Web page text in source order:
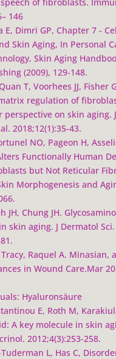
146
E, Dimri GP, Chapter 7 -
Skin Aging, In Personal
Skin Aging
(2009), 129-148.
T, Voorhees JJ, Fisher
regulation of
perspective on skin aging.
. 2018;12(1):35-43.
NO, Pageon H,
Functionally Human
but Not Reticular
Morphogenesis and
JH, Chung JH.
skin aging. J Dermatol
Raquel A. Minasian,
in Wound Care.Mar
Hyaluronsäure
E, Roth M,
A key molecule in skin
. 2012;4(3):253-258.
L, Has C,